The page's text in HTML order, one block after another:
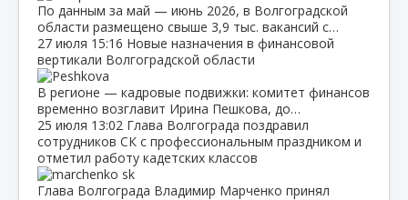
По данным за май — июнь 2026, в Волгоградской
области размещено свыше 3,9 тыс. вакансий с…
27 июля 15:16 Новые назначения в финансовой
вертикали Волгоградской области
В регионе — кадровые подвижки: комитет финансов
временно возглавит Ирина Пешкова, до…
25 июля 13:02 Глава Волгограда поздравил
сотрудников СК с профессиональным праздником и
отметил работу кадетских классов
Глава Волгограда Владимир Марченко принял